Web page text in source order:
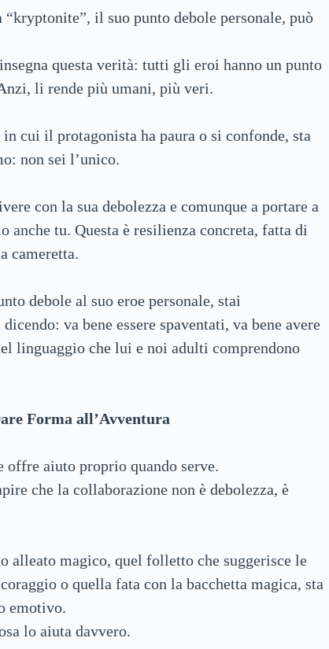
“kryptonite”, il suo punto debole personale, può
questa verità: tutti gli eroi hanno un punto
li rende più umani, più veri.
cui il protagonista ha paura o si confonde, sta
non sei l’unico.
con la sua debolezza e comunque a portare a
tu. Questa è resilienza concreta, fatta di
cameretta.
debole al suo eroe personale, stai
va bene essere spaventati, va bene avere
linguaggio che lui e noi adulti comprendono
Forma all’Avventura
offre aiuto proprio quando serve.
che la collaborazione non è debolezza, è
alleato magico, quel folletto che suggerisce le
o quella fata con la bacchetta magica, sta
emotivo.
lo aiuta davvero.